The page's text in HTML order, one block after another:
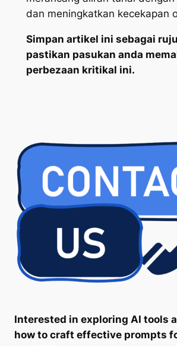
dan meningkatkan kecekapan
Simpan artikel ini sebagai
pastikan pasukan anda
perbezaan kritikal ini.
Interested in exploring AI tools
how to craft effective prompts